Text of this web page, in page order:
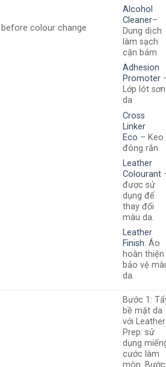
Alcohol
Cleaner–
Dung dịch
làm sạch
cặn bám
Adhesion
Promoter
Lớp lót sơn
da
Cross
Linker
Eco – Keo
đóng rắn
Leather
Colourant
được sử
dụng để
thay đổi
màu da.
Leather
Finish: Áo
hoàn thiện
bảo vệ
da.
Bước 1:
bề mặt da
với Leather
Prep: sử
dụng
cước làm